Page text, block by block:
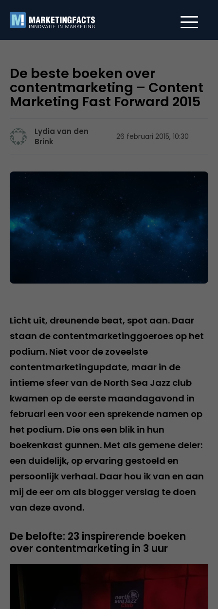
De beste boeken over
contentmarketing – Content
Marketing Fast Forward 2015
Lydia van den
Brink
26 februari 2015, 10:30
Licht uit, dreunende beat, spot aan. Daar
staan de contentmarketinggoeroes op het
podium. Niet voor de zoveelste
contentmarketingupdate, maar in de
intieme sfeer van de North Sea Jazz club
kwamen op de eerste maandagavond in
februari een voor een sprekende namen op
het podium. Die ons een blik in hun
boekenkast gunnen. Met als gemene deler:
een duidelijk, op ervaring gestoeld en
persoonlijk verhaal. Daar hou ik van en aan
mij de eer om als blogger verslag te doen
van deze avond.
De belofte: 23 inspirerende boeken
over contentmarketing in 3 uur